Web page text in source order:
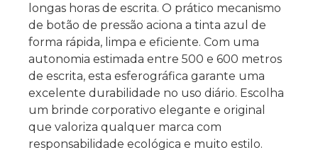
longas horas de escrita. O prático mecanismo
de botão de pressão aciona a tinta azul de
forma rápida, limpa e eficiente. Com uma
autonomia estimada entre 500 e 600 metros
de escrita, esta esferográfica garante uma
excelente durabilidade no uso diário. Escolha
um brinde corporativo elegante e original
que valoriza qualquer marca com
responsabilidade ecológica e muito estilo.